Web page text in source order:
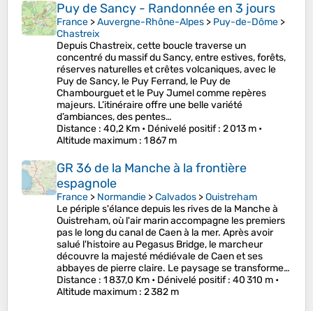
Puy de Sancy - Randonnée en 3 jours
France >Auvergne-Rhône-Alpes > Puy-de-Dôme >
Chastreix
Depuis Chastreix, cette boucle traverse un
concentré du massif du Sancy, entre estives, forêts,
réserves naturelles et crêtes volcaniques, avec le
Puy de Sancy, le Puy Ferrand, le Puy de
Chambourguet et le Puy Jumel comme repères
majeurs. L’itinéraire offre une belle variété
d’ambiances, des pentes…
Distance : 40,2 Km • Dénivelé positif: 2 013 m •
Altitude maximum : 1 867 m
GR 36 de la Manche à la frontière
espagnole
France > Normandie >Calvados >Ouistreham
Le périple s'élance depuis les rives de la Manche à
Ouistreham, où l'air marin accompagne les premiers
pas le long du canal de Caen à la mer. Après avoir
salué l'histoire au Pegasus Bridge, le marcheur
découvre la majesté médiévale de Caen et ses
abbayes de pierre claire. Le paysage se transforme…
Distance : 1 837,0 Km • Dénivelé positif: 40 310 m •
Altitude maximum : 2 382 m